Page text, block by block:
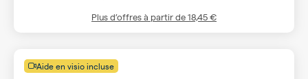
Plus d’offres à partir de18,45 €
Aide en visio incluse